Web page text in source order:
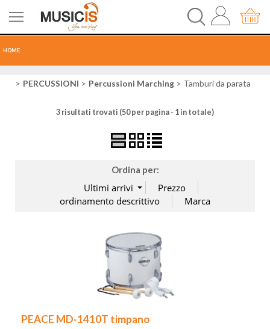
HOME
CHITARREPERCUSSIONI Percussioni Marching Tamburi da parata
3 risultati trovati (50 per pagina - 1 in totale)
Ordina per:
PEACE MD-1410T timpano